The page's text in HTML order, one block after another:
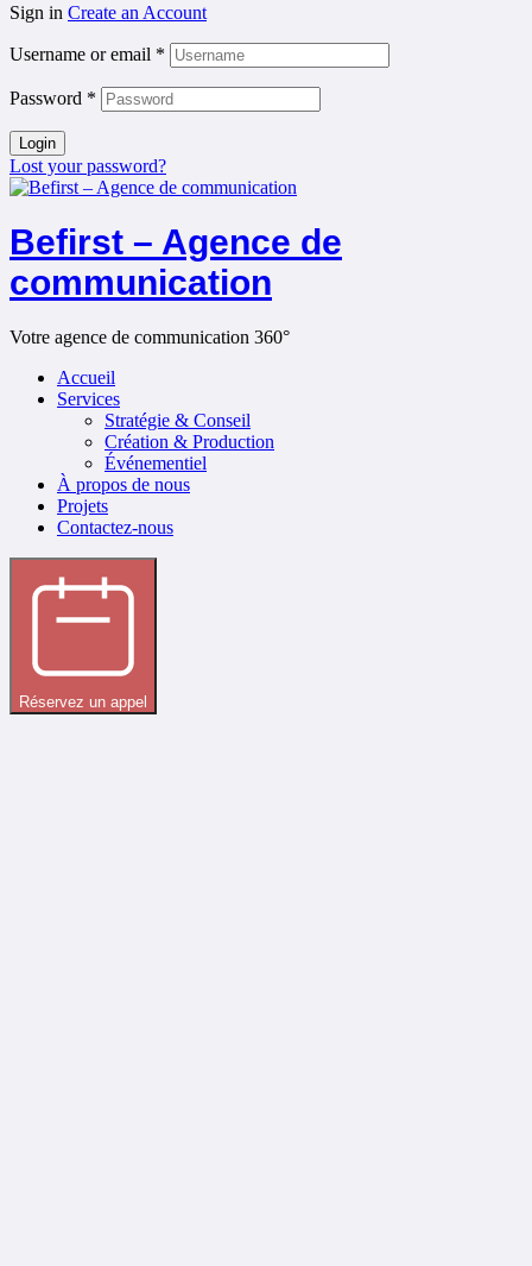
Sign in Create an Account
Username or email *
Password *
Login
Lost your password?
Befirst – Agence de
communication
Votre agence de communication 360°
Accueil
Services
Stratégie & Conseil
Création & Production
Événementiel
À propos de nous
Projets
Contactez-nous